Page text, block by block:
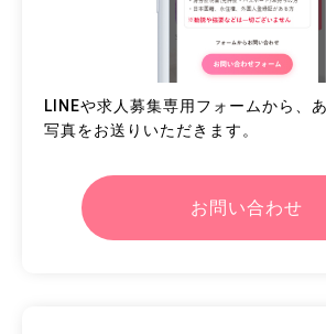
LINEや求人募集専用フォームから、
写真をお送りいただきます。
お問い合わせ